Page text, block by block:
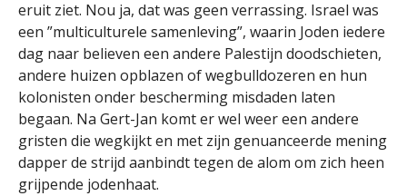
eruit ziet. Nou ja, dat was geen verrassing. Israel was
een ”multiculturele samenleving”, waarin Joden iedere
dag naar believen een andere Palestijn doodschieten,
andere huizen opblazen of wegbulldozeren en hun
kolonisten onder bescherming misdaden laten
begaan. Na Gert-Jan komt er wel weer een andere
gristen die wegkijkt en met zijn genuanceerde mening
dapper de strijd aanbindt tegen de alom om zich heen
grijpende jodenhaat.